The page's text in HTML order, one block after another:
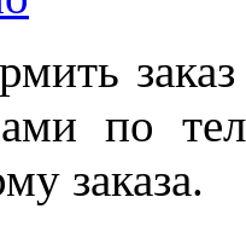
по
заказа.